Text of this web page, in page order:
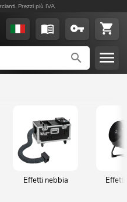
Prezzi più IVA
Effetti nebbia